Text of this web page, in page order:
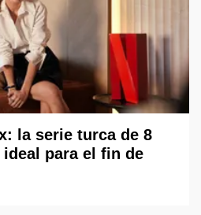
la serie turca de 8
para el fin de